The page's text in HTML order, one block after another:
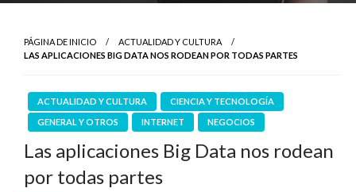
PÁGINA DE INICIO
ACTUALIDAD Y CULTURA
LAS APLICACIONES BIG DATA NOS RODEAN POR TODAS PARTES
ACTUALIDAD Y CULTURA
CIENCIA Y TECNOLOGÍA
GENERAL Y OTROS
INTERNET NEGOCIOS
Las aplicaciones Big Data nos rodean
por todas partes